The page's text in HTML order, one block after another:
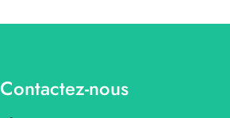
Contactez-nous